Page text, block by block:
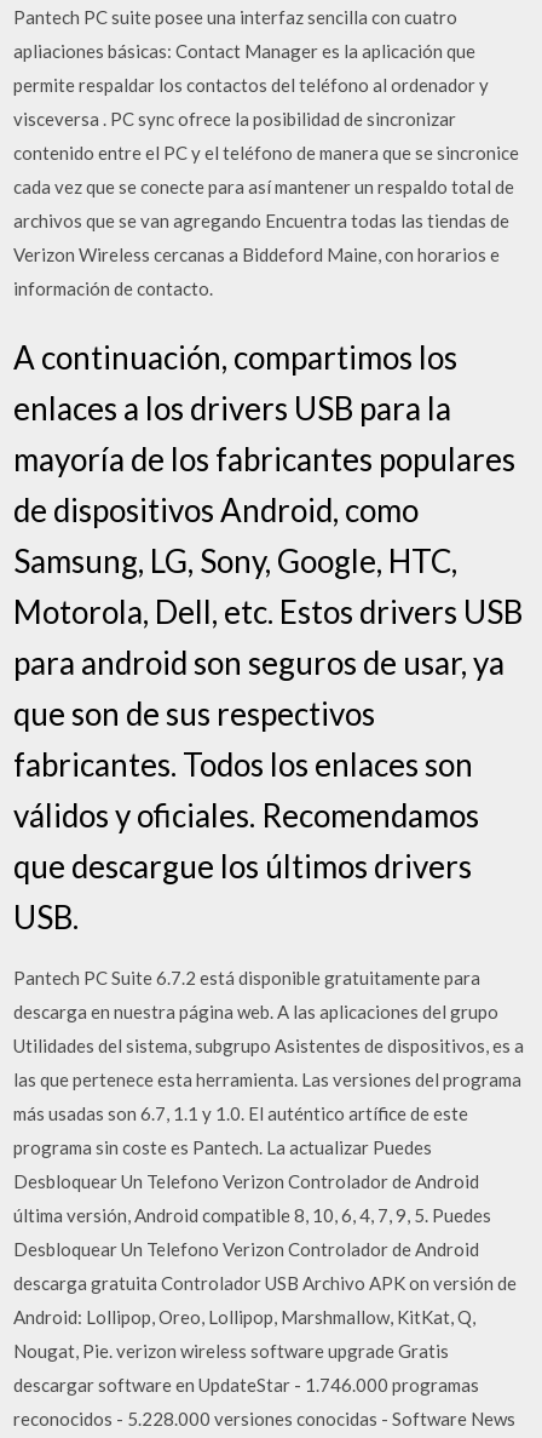
Pantech PC suite posee una interfaz sencilla con cuatro
apliaciones básicas: Contact Manager es la aplicación que
permite respaldar los contactos del teléfono al ordenador y
visceversa . PC sync ofrece la posibilidad de sincronizar
contenido entre el PC y el teléfono de manera que se sincronice
cada vez que se conecte para así mantener un respaldo total de
archivos que se van agregando Encuentra todas las tiendas de
Verizon Wireless cercanas a Biddeford Maine, con horarios e
información de contacto.
A continuación, compartimos los
enlaces a los drivers USB para la
mayoría de los fabricantes populares
de dispositivos Android, como
Samsung, LG, Sony, Google, HTC,
Motorola, Dell, etc. Estos drivers USB
para android son seguros de usar, ya
que son de sus respectivos
fabricantes. Todos los enlaces son
válidos y oficiales. Recomendamos
que descargue los últimos drivers
USB.
Pantech PC Suite 6.7.2 está disponible gratuitamente para
descarga en nuestra página web. A las aplicaciones del grupo
Utilidades del sistema, subgrupo Asistentes de dispositivos, es a
las que pertenece esta herramienta. Las versiones del programa
más usadas son 6.7, 1.1 y 1.0. El auténtico artífice de este
programa sin coste es Pantech. La actualizar Puedes
Desbloquear Un Telefono Verizon Controlador de Android
última versión, Android compatible 8, 10, 6, 4, 7, 9, 5. Puedes
Desbloquear Un Telefono Verizon Controlador de Android
descarga gratuita Controlador USB Archivo APK on versión de
Android: Lollipop, Oreo, Lollipop, Marshmallow, KitKat, Q,
Nougat, Pie. verizon wireless software upgrade Gratis
descargar software en UpdateStar - 1.746.000 programas
reconocidos - 5.228.000 versiones conocidas - Software News